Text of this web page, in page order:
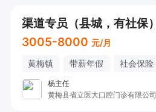
渠道专员（县城，有社保）
3005-8000 元/月
黄梅镇 带薪年假 社会保险
杨主任
黄梅县省立医大口腔门诊有限公司